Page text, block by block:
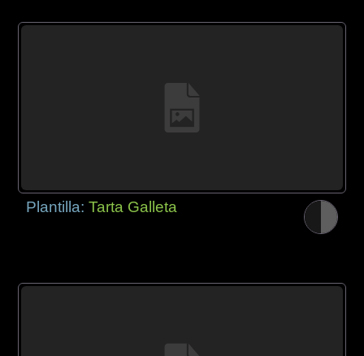
Plantilla:Tarta Galleta